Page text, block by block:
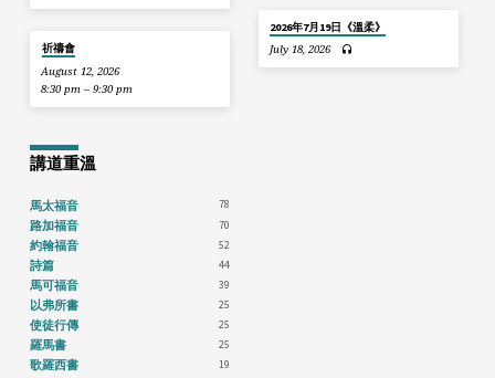
祈禱會
August 12, 2026
8:30 pm – 9:30 pm
2026年7月19日《溫柔》
July 18, 2026
講道重溫
馬太福音 78
路加福音 70
約翰福音 52
詩篇 44
馬可福音 39
以弗所書 25
使徒行傳 25
羅馬書 25
歌羅西書 19